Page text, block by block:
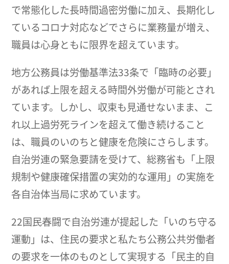
で常態化した長時間過密労働に加え、長期化し
ているコロナ対応などでさらに業務量が増え、
職員は心身ともに限界を超えています。
地方公務員は労働基準法33条で「臨時の必要」
があれば上限を超える時間外労働が可能とされ
ています。しかし、収束も見通せないまま、こ
れ以上過労死ラインを超えて働き続けること
は、職員のいのちと健康を危険にさらします。
自治労連の緊急要請を受けて、総務省も「上限
規制や健康確保措置の実効的な運用」の実施を
各自治体当局に求めています。
22国民春闘で自治労連が提起した「いのち守る
運動」は、住民の要求と私たち公務公共労働者
の要求を一体のものとして実現する「民主的自